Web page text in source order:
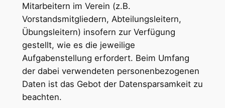
Mitarbeitern im Verein (z.B.
Vorstandsmitgliedern, Abteilungsleitern,
Übungsleitern) insofern zur Verfügung
gestellt, wie es die jeweilige
Aufgabenstellung erfordert. Beim Umfang
der dabei verwendeten personenbezogenen
Daten ist das Gebot der Datensparsamkeit zu
beachten.